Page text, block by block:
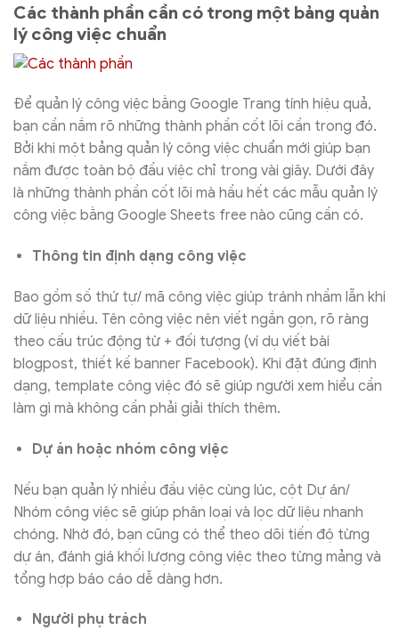
Các thành phần cần có trong một bảng quản
lý công việc chuẩn
Để quản lý công việc bằng Google Trang tính hiệu quả,
bạn cần nắm rõ những thành phần cốt lõi cần trong đó.
Bởi khi một bảng quản lý công việc chuẩn mới giúp bạn
nắm được toàn bộ đầu việc chỉ trong vài giây. Dưới đây
là những thành phần cốt lõi mà hầu hết các mẫu quản lý
công việc bằng Google Sheets free nào cũng cần có.
Thông tin định dạng công việc
Bao gồm số thứ tự/ mã công việc giúp tránh nhầm lẫn khi
dữ liệu nhiều. Tên công việc nên viết ngắn gọn, rõ ràng
theo cấu trúc động từ + đối tượng (ví dụ viết bài
blogpost, thiết kế banner Facebook). Khi đặt đúng định
dạng, template công việc đó sẽ giúp người xem hiểu cần
làm gì mà không cần phải giải thích thêm.
Dự án hoặc nhóm công việc
Nếu bạn quản lý nhiều đầu việc cùng lúc, cột Dự án/
Nhóm công việc sẽ giúp phân loại và lọc dữ liệu nhanh
chóng. Nhờ đó, bạn cũng có thể theo dõi tiến độ từng
dự án, đánh giá khối lượng công việc theo từng mảng và
tổng hợp báo cáo dễ dàng hơn.
Người phụ trách